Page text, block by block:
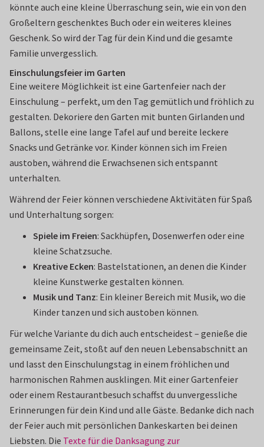
könnte auch eine kleine Überraschung sein, wie ein von den
Großeltern geschenktes Buch oder ein weiteres kleines
Geschenk. So wird der Tag für dein Kind und die gesamte
Familie unvergesslich.
Einschulungsfeier im Garten
Eine weitere Möglichkeit ist eine Gartenfeier nach der
Einschulung – perfekt, um den Tag gemütlich und fröhlich zu
gestalten. Dekoriere den Garten mit bunten Girlanden und
Ballons, stelle eine lange Tafel auf und bereite leckere
Snacks und Getränke vor. Kinder können sich im Freien
austoben, während die Erwachsenen sich entspannt
unterhalten.
Während der Feier können verschiedene Aktivitäten für Spaß
und Unterhaltung sorgen:
Spiele im Freien: Sackhüpfen, Dosenwerfen oder eine
kleine Schatzsuche.
Kreative Ecken: Bastelstationen, an denen die Kinder
kleine Kunstwerke gestalten können.
Musik und Tanz: Ein kleiner Bereich mit Musik, wo die
Kinder tanzen und sich austoben können.
Für welche Variante du dich auch entscheidest – genieße die
gemeinsame Zeit, stoßt auf den neuen Lebensabschnitt an
und lasst den Einschulungstag in einem fröhlichen und
harmonischen Rahmen ausklingen. Mit einer Gartenfeier
oder einem Restaurantbesuch schaffst du unvergessliche
Erinnerungen für dein Kind und alle Gäste. Bedanke dich nach
der Feier auch mit persönlichen Dankeskarten bei deinen
Liebsten. Die Texte für die Danksagung zur